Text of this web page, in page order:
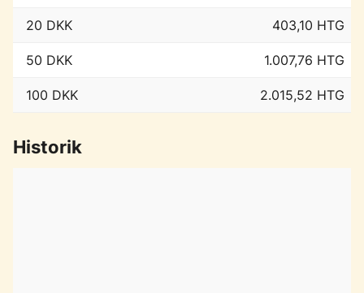
20 DKK 403,10 HTG
50 DKK 1.007,76 HTG
100 DKK 2.015,52 HTG
Historik